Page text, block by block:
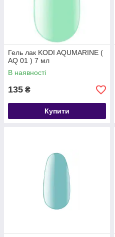
Гель лак KODI AQUMARINE (
AQ 01 ) 7 мл
В наявності
135 ₴
Купити